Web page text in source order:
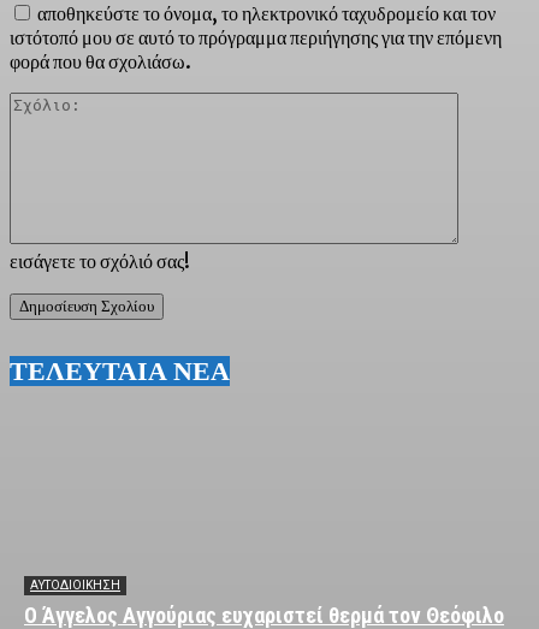
εισάγετε το σχόλιό σας!
αποθηκεύστε το όνομα, το ηλεκτρονικό ταχυδρομείο και τον
ιστότοπό μου σε αυτό το πρόγραμμα περιήγησης για την επόμενη
φορά που θα σχολιάσω.
ΤΕΛΕΥΤΑΙΑ ΝΕΑ
ΑΥΤΟΔΙΟΙΚΗΣΗ
Ο Άγγελος Αγγούριας ευχαριστεί θερμά τον Θεόφιλο